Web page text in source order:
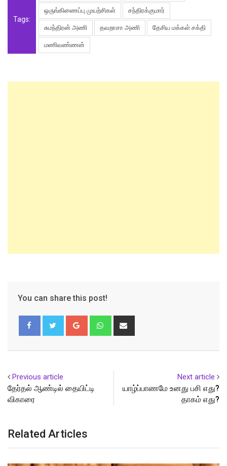
Tags:
ஒருங்கிணைப்பு முயற்சிகள் சந்திரக்குமார்
சுமந்திரன் அணி தவறாசா அணி தேசிய மக்கள் சக்தி
மணிவண்ணன்
You can share this post!
Google+ Whatsapp
Previous article
தேர்தல் ஆண்டில் தையிட்டி
விகாரை
Next article
யாழ்ப்பாணமே உனது பசி எது?
தாகம் எது?
Related Articles